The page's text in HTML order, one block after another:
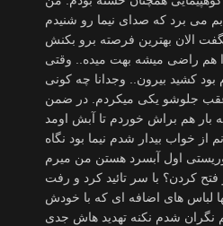
می برد که صدای نیما رو شنیدم
هم راضی میشه بهت میده.. وقتی
کشید بیرون.. وجدانا چه کونی
جلوشو یکی میکردم. در ضمن
خواب بیدار شدم نیما بود نگاه
توریستی اول آبسرد هستن من میرم
لباس های اضافه ای که با خودش
نگران شدم نکنه تهدید هاش جدی